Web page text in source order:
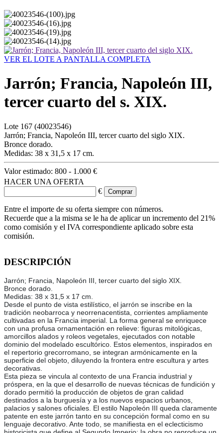
VER EL LOTE A PANTALLA COMPLETA
Jarrón; Francia, Napoleón III,
tercer cuarto del s. XIX.
Lote 167 (40023546)
Jarrón; Francia, Napoleón III, tercer cuarto del siglo XIX.
Bronce dorado.
Medidas: 38 x 31,5 x 17 cm.
Valor estimado: 800 - 1.000 €
HACER UNA OFERTA
€
Entre el importe de su oferta siempre con números.
Recuerde que a la misma se le ha de aplicar un incremento del 21%
como comisión y el IVA correspondiente aplicado sobre esta
comisión.
DESCRIPCIÓN
Jarrón; Francia, Napoleón III, tercer cuarto del siglo XIX.
Bronce dorado.
Medidas: 38 x 31,5 x 17 cm.
Desde el punto de vista estilístico, el jarrón se inscribe en la
tradición neobarroca y neorrenacentista, corrientes ampliamente
cultivadas en la Francia imperial. La forma general se enriquece
con una profusa ornamentación en relieve: figuras mitológicas,
amorcillos alados y roleos vegetales, ejecutados con notable
dominio del modelado escultórico. Estos elementos, inspirados en
el repertorio grecorromano, se integran armónicamente en la
superficie del objeto, diluyendo la frontera entre escultura y artes
decorativas.
Esta pieza se vincula al contexto de una Francia industrial y
próspera, en la que el desarrollo de nuevas técnicas de fundición y
dorado permitió la producción de objetos de gran calidad
destinados a la burguesía y a los nuevos espacios urbanos,
palacios y salones oficiales. El estilo Napoleón III queda claramente
patente en este jarrón tanto en su concepción formal como en su
lenguaje decorativo. Ante todo, se manifiesta en el eclecticismo